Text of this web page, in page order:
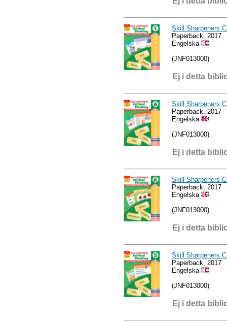
Skill Sharpeners
Paperback, 2017
Engelska
(JNF013000)
Ej i detta
Skill Sharpeners
Paperback, 2017
Engelska
(JNF013000)
Ej i detta
Skill Sharpeners
Paperback, 2017
Engelska
(JNF013000)
Ej i detta
Skill Sharpeners
Paperback, 2017
Engelska
(JNF013000)
Ej i detta